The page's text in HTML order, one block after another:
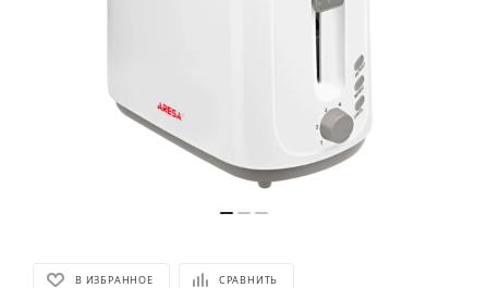
В ИЗБРАННОЕ СРАВНИТЬ